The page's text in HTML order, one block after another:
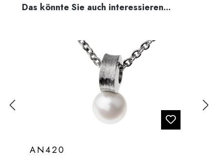
Produktgalerie überspringen
Das könnte Sie auch interessieren...
AN420